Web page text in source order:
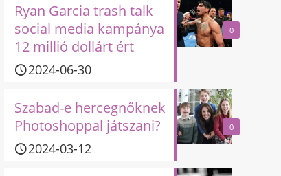
0
Ryan Garcia trash talk
social media kampánya
12 millió dollárt ért
2024-06-30
0
Szabad-e hercegnőknek
Photoshoppal játszani?
2024-03-12